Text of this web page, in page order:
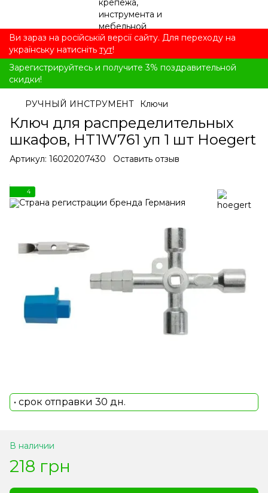
Ви зараз на російській версії сайту. Для переходу на
українську натисніть тут!
Зарегистрируйтесь и получите 3% поздравительной
скидки!
РУЧНЫЙ ИНСТРУМЕНТ Ключи
Ключ для распределительных
шкафов, HT1W761 уп 1 шт Hoegert
Артикул: 16020207430 Оставить отзыв
4
• срок отправки 30 дн.
В наличии
218 грн